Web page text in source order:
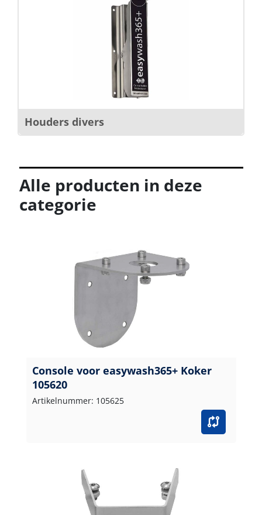
Houders divers
Alle producten in deze
categorie
Console voor easywash365+ Koker
105620
Artikelnummer: 105625